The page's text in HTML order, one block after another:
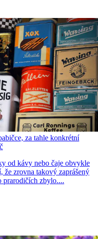
za tahle konkrétní
od kávy nebo čaje obvykle
že zrovna takový zaprášený
prarodičích zbylo....